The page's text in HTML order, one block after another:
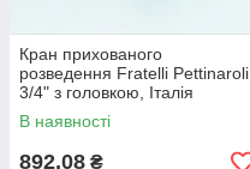
Кран прихованого
розведення Fratelli Pettinaroli
3/4" з головкою, Італія
В наявності
892,08 ₴